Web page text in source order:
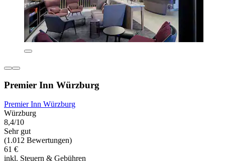
Premier Inn Würzburg
Premier Inn Würzburg
Würzburg
8,4/10
Sehr gut
(1.012 Bewertungen)
61 €
inkl. Steuern & Gebühren